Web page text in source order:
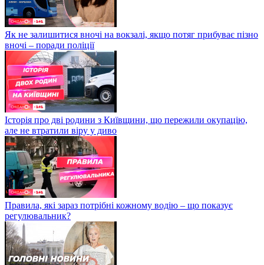
Як не залишитися вночі на вокзалі, якщо потяг прибуває пізно
вночі – поради поліції
Історія про дві родини з Київщини, що пережили окупацію,
але не втратили віру у диво
Правила, які зараз потрібні кожному водію – що показує
регулювальник?